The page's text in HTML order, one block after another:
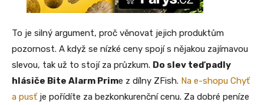
To je silný argument, proč věnovat jejich produktům
pozornost. A když se nízké ceny spojí s nějakou zajímavou
slevou, tak už to stojí za průzkum. Do slev teď padly
hlásiče Bite Alarm Prime z dílny ZFish. Na e-shopu Chyť
a pusť je pořídíte za bezkonkurenční cenu. Za dobré peníze